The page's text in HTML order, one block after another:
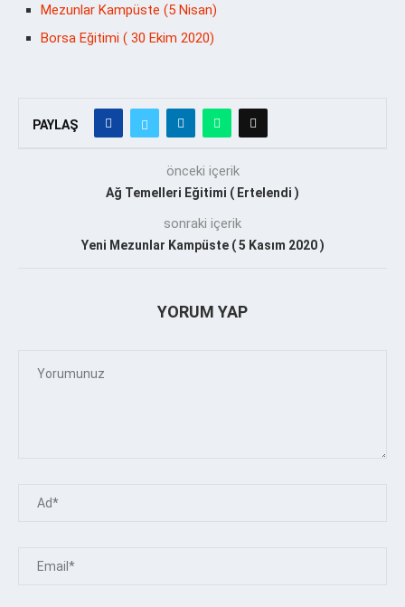
Mezunlar Kampüste (5 Nisan)
Borsa Eğitimi ( 30 Ekim 2020)
PAYLAŞ
önceki içerik
Ağ Temelleri Eğitimi ( Ertelendi )
sonraki içerik
Yeni Mezunlar Kampüste ( 5 Kasım 2020 )
YORUM YAP